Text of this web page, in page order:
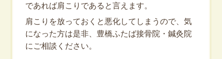
であれば肩こりであると言えます。
肩こりを放っておくと悪化してしまうので、気
になった方は是非、豊橋ふたば接骨院・鍼灸院
にご相談ください。